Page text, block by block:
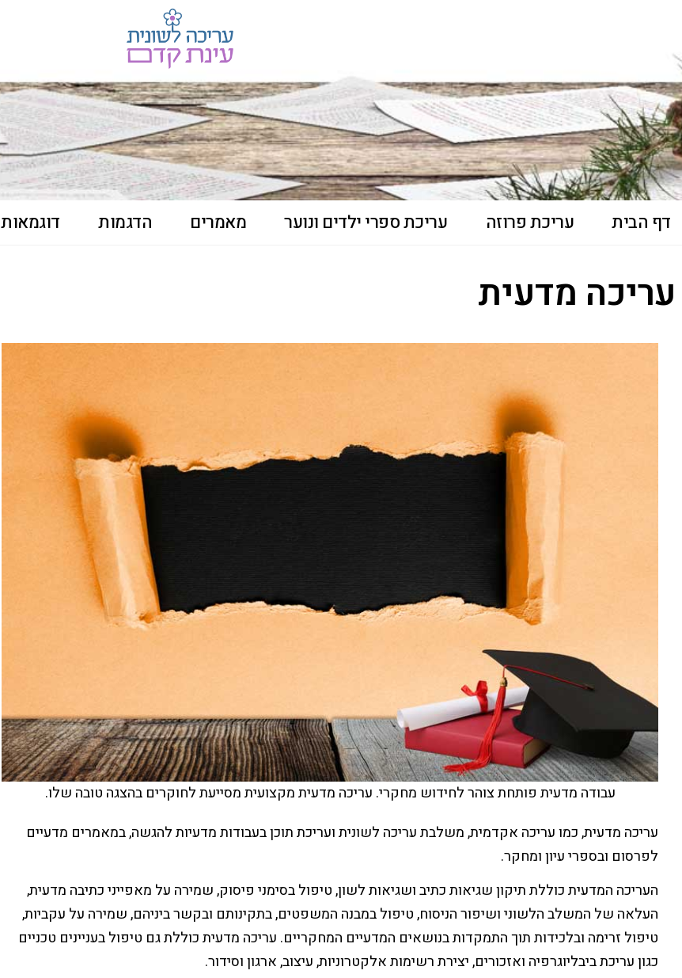
דף הבית עריכת פרוזה עריכת ספרי ילדים ונוער מאמרים הדגמות דוגמאות
עריכה מדעית
עבודה מדעית פותחת צוהר לחידוש מחקרי. עריכה מדעית מקצועית מסייעת לחוקרים בהצגה טובה שלו.
עריכה מדעית, כמו עריכה אקדמית, משלבת עריכה לשונית ועריכת תוכן בעבודות מדעיות להגשה, במאמרים מדעיים
לפרסום ובספרי עיון ומחקר.
העריכה המדעית כוללת תיקון שגיאות כתיב ושגיאות לשון, טיפול בסימני פיסוק, שמירה על מאפייני כתיבה מדעית,
העלאה של המשלב הלשוני ושיפור הניסוח, טיפול במבנה המשפטים, בתקינותם ובקשר ביניהם, שמירה על עקביות,
טיפול זרימה ובלכידותתוך התמקדות בנושאים המדעיים המחקריים. עריכה מדעית כוללת גם טיפול בעניינים טכניים
כגון עריכת ביבליוגרפיה ואזכורים, יצירת רשימות אלקטרוניות, עיצוב, ארגון וסידור.